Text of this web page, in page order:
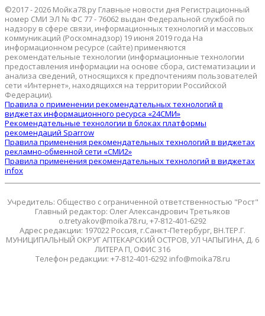
©2017 - 2026 Мойка78.ру Главные новости дня Регистрационный
номер СМИ ЭЛ № ФС 77 - 76062 выдан Федеральной службой по
надзору в сфере связи, информационных технологий и массовых
коммуникаций (Роскомнадзор) 19 июня 2019 года На
информационном ресурсе (сайте) применяются
рекомендательные технологии (информационные технологии
предоставления информации на основе сбора, систематизации и
анализа сведений, относящихся к предпочтениям пользователей
сети «Интернет», находящихся на территории Российской
Федерации).
Правила о применении рекомендательных технологий в
виджетах информационного ресурса «24СМИ»
Рекомендательные технологии в блоках платформы
рекомендаций Sparrow
Правила применения рекомендательных технологий в виджетах
рекламно-обменной сети «СМИ2»
Правила применения рекомендательных технологий в виджетах
infox
Учредитель: Общество с ограниченной ответственностью "Рост"
Главный редактор: Олег Александрович Третьяков
o.tretyakov@moika78.ru, +7-812-401-6292
Адрес редакции: 197022 Россия, г.Санкт-Петербург, ВН.ТЕР.Г.
МУНИЦИПАЛЬНЫЙ ОКРУГ АПТЕКАРСКИЙ ОСТРОВ, УЛ ЧАПЫГИНА, Д. 6
ЛИТЕРА П, ОФИС 316
Телефон редакции: +7-812-401-6292 info@moika78.ru